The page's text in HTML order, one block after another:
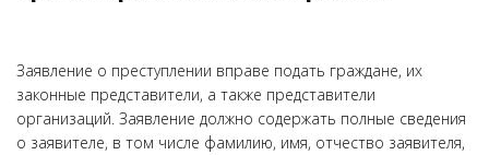
Заявление о преступлении вправе подать граждане, их
законные представители, а также представители
организаций. Заявление должно содержать полные сведения
о заявителе, в том числе фамилию, имя, отчество заявителя,